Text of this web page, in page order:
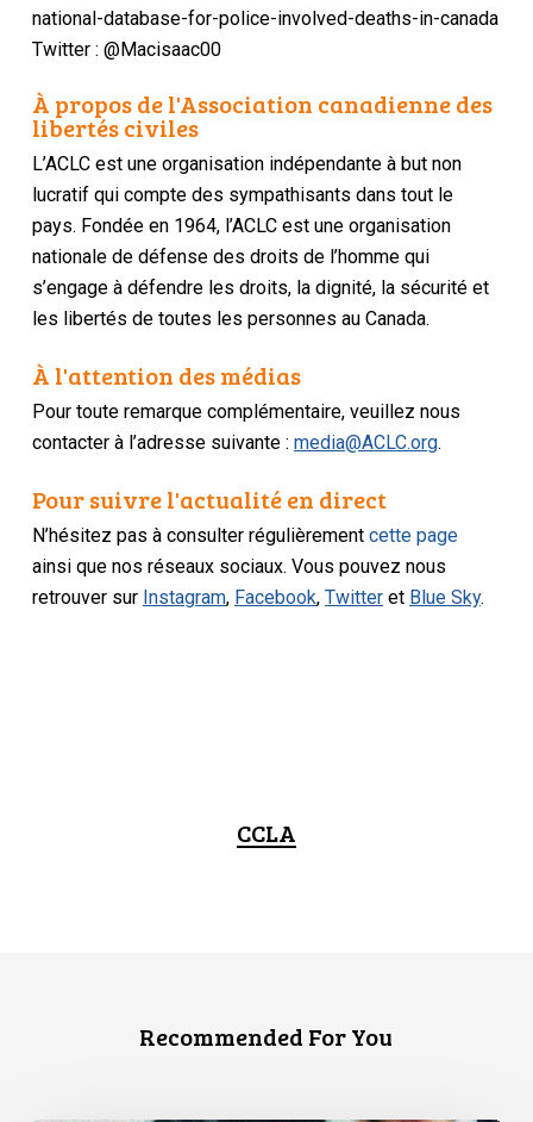
national-database-for-police-involved-deaths-in-canada
Twitter : @Macisaac00
À propos de l'Association canadienne des
libertés civiles
L’ACLC est une organisation indépendante à but non
lucratif qui compte des sympathisants dans tout le
pays. Fondée en 1964, l’ACLC est une organisation
nationale de défense des droits de l’homme qui
s’engage à défendre les droits, la dignité, la sécurité et
les libertés de toutes les personnes au Canada.
À l'attention des médias
Pour toute remarque complémentaire, veuillez nous
contacter à l’adresse suivante :media@ACLC.org.
Pour suivre l'actualité en direct
N’hésitez pas à consulter régulièrementcette page
ainsi que nos réseaux sociaux. Vous pouvez nous
retrouver sur Instagram, Facebook,Twitter et Blue Sky.
CCLA
Recommended For You